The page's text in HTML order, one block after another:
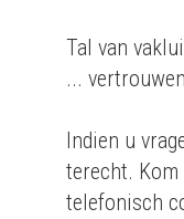
Tal van
...
Indien u
terecht. Kom
telefonisch